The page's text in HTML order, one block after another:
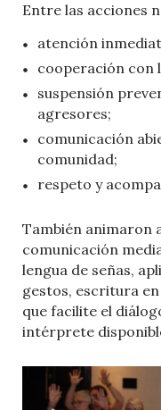
Entre las acciones
atención
cooperación con
suspensión
agresores;
comunicación
comunidad;
respeto y
También animaron
comunicación
lengua de señas,
gestos, escritura
que facilite el
intérprete